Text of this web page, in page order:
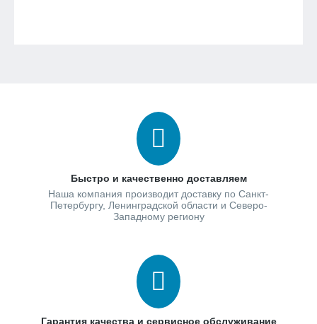
Быстро и качественно доставляем
Наша компания производит доставку по Санкт-
Петербургу, Ленинградской области и Северо-
Западному региону
Гарантия качества и сервисное обслуживание